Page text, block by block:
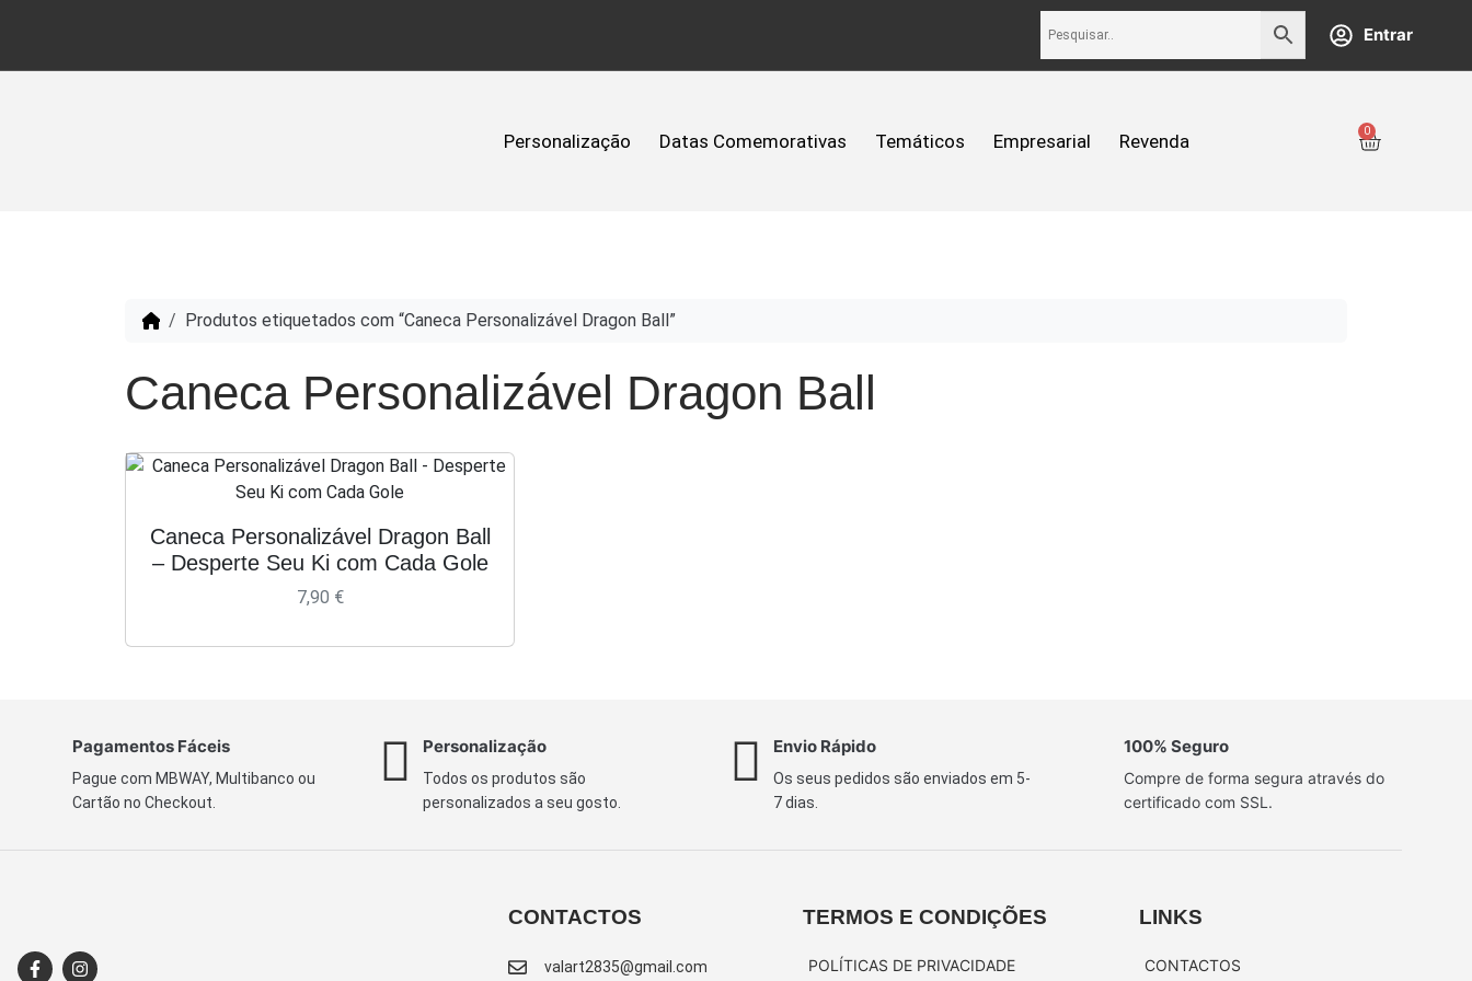
Entrar
Personalização Datas Comemorativas Temáticos Empresarial Revenda 0
Produtos etiquetados com “Caneca Personalizável Dragon Ball”
Caneca Personalizável Dragon Ball
Caneca Personalizável Dragon Ball
– Desperte Seu Ki com Cada Gole
7,90 €
Pagamentos Fáceis
Pague com MBWAY, Multibanco ou
Cartão no Checkout.
Personalização
Todos os produtos são
personalizados a seu gosto.
Envio Rápido
Os seus pedidos são enviados em 5-
7 dias.
100% Seguro
Compre de forma segura através do
certificado com SSL.
CONTACTOS
valart2835@gmail.com
TERMOS E CONDIÇÕES
POLÍTICAS DE PRIVACIDADE
LINKS
CONTACTOS